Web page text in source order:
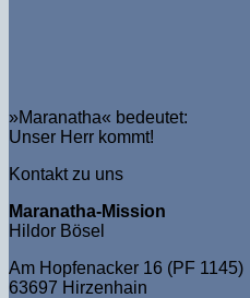
»Maranatha« bedeutet:
Unser Herr kommt!
Kontakt zu uns
Maranatha-Mission
Hildor Bösel
Am Hopfenacker 16 (PF 1145)
63697 Hirzenhain